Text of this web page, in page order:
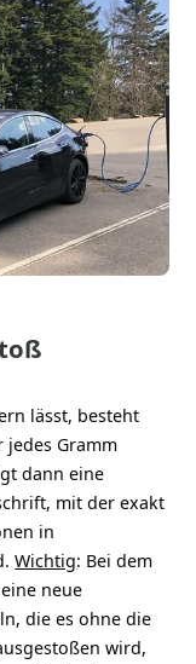
lässt, besteht
Gramm
dann eine
mit der exakt
in
Wichtig: Bei dem
neue
die es ohne die
wird,